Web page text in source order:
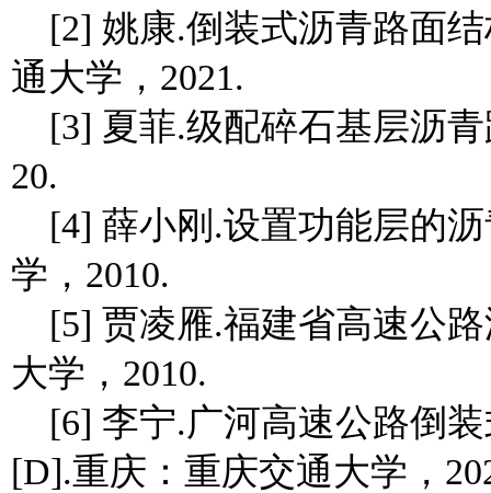
[2] 姚康.倒装式沥青路面
通大学，2021.
[3] 夏菲.级配碎石基层沥
20.
[4] 薛小刚.设置功能层的
学，2010.
[5] 贾凌雁.福建省高速公
大学，2010.
[6] 李宁.广河高速公路倒
[D].重庆：重庆交通大学，